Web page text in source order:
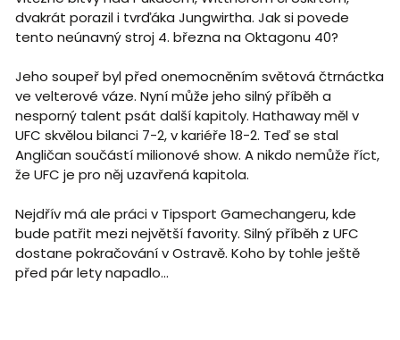
dvakrát porazil i tvrďáka Jungwirtha. Jak si povede
tento neúnavný stroj 4. března na Oktagonu 40?
Jeho soupeř byl před onemocněním světová čtrnáctka
ve velterové váze. Nyní může jeho silný příběh a
nesporný talent psát další kapitoly. Hathaway měl v
UFC skvělou bilanci 7-2, v kariéře 18-2. Teď se stal
Angličan součástí milionové show. A nikdo nemůže říct,
že UFC je pro něj uzavřená kapitola.
Nejdřív má ale práci v Tipsport Gamechangeru, kde
bude patřit mezi největší favority. Silný příběh z UFC
dostane pokračování v Ostravě. Koho by tohle ještě
před pár lety napadlo...